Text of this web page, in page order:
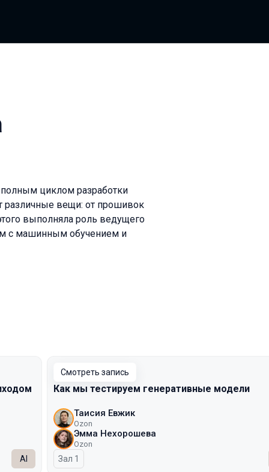
циклом разработки
различные вещи: от прошивок
выполняла роль ведущего
с машинным обучением и
AI
Смотреть запись
Как мы тестируем генеративные модели
Таисия Евжик
Ozon
Эмма Нехорошева
Ozon
Зал 1